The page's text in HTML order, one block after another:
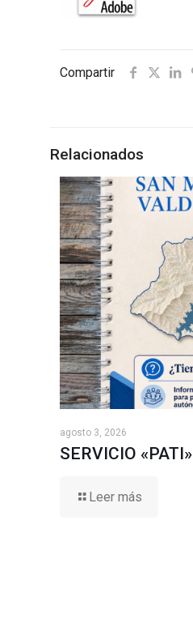
Compartir
Relacionados
agosto 3, 2026
SERVICIO «PATI»
Leer más